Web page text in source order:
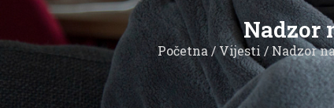
Nadzor
Početna/Vijesti / Nadzor